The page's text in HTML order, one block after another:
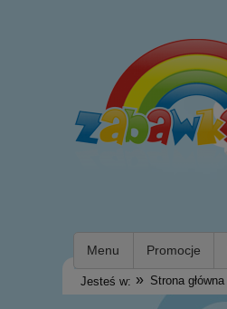
Menu Promocje
Jesteś w: » Strona główna